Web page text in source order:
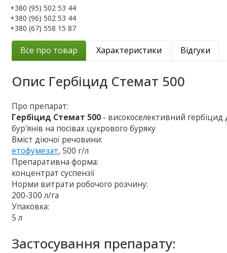
+380 (95) 502 53 44
+380 (96) 502 53 44
+380 (67) 558 15 87
Все про товар Характеристики Відгуки
Опис Гербіцид Стемат 500
Про препарат:
Гербіцид Стемат 500 - високоселективний
бур'янів на посівах цукрового буряку
Вміст діючої речовини:
етофумезат, 500 г/л
Препаративна форма:
концентрат суспензії
Норми витрати робочого розчину:
200-300 л/га
Упаковка:
5 л
Застосування препарату: